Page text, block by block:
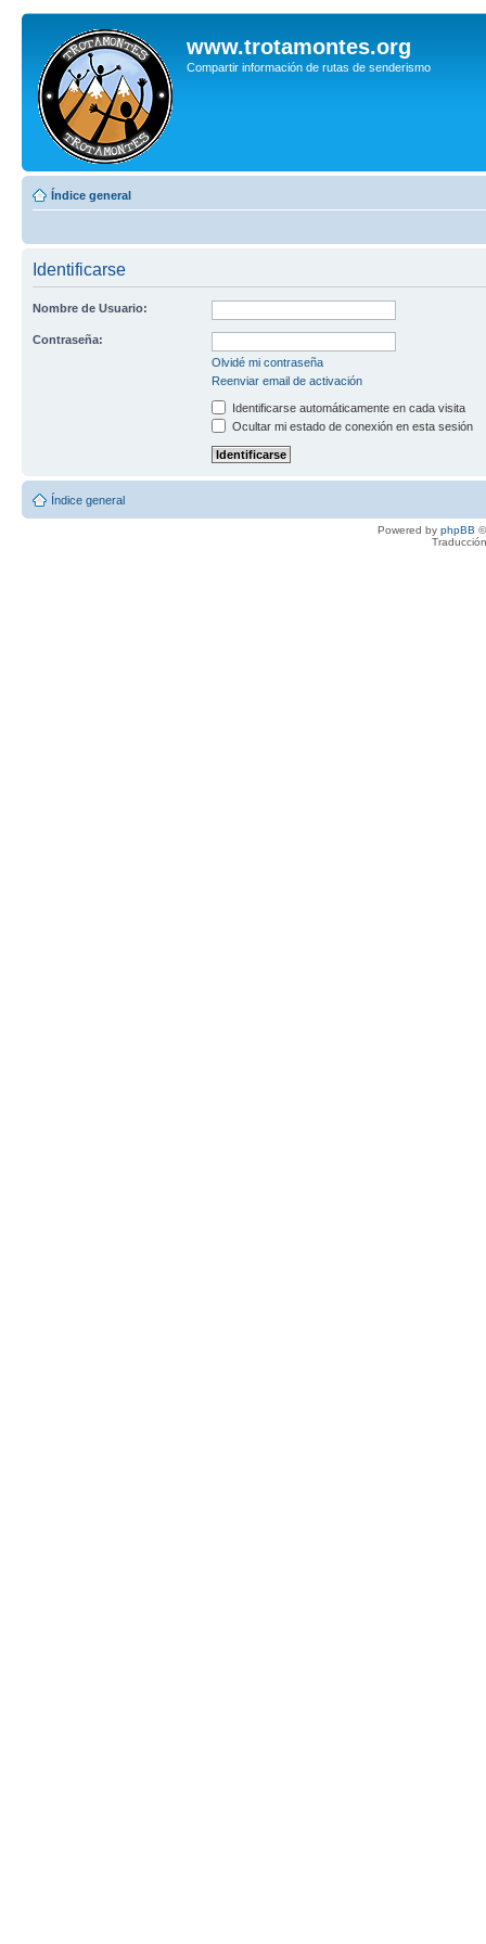
www.trotamontes.org
Compartir información de rutas de senderismo
Índice general
Identificarse
Nombre de Usuario:
Contraseña:
Olvidé mi contraseña
Reenviar email de activación
Identificarse automáticamente en cada visita
Ocultar mi estado de conexión en esta sesión
Índice general
Powered by phpBB